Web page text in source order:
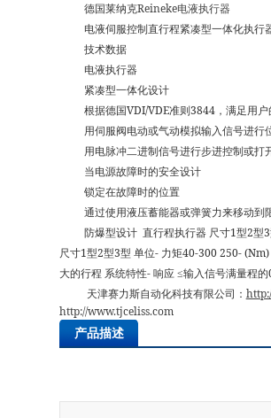
德国莱纳克Reineke电液执行器
电液伺服控制直行程紧凑型一体化执
技术数据
电液执行器
紧凑型一体化设计
根据德国VDI/VDE准则3844，满足用
用伺服阀电动或气动模拟输入信号进行
用电脉冲二进制信号进行步进控制或打
当电源故障时的安全设计
锁定在故障时的位置
通过使用液压蓄能器或弹簧力来移动到
防爆型设计 直行程执行器 尺寸1型2型
尺寸1型2型3型 单位- 力矩40-300 250-
大的行程 系统特性- 响应 ≤输入信号满量程
天津赛力斯自动化科技有限公司：
http://www.tjceliss.com
产品描述